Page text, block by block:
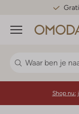
Menu
Shop nu: